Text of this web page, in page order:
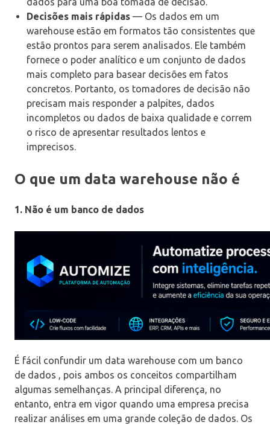
Decisões mais rápidas — Os dados em um
warehouse estão em formatos tão consistentes que
estão prontos para serem analisados. Ele também
fornece o poder analítico e um conjunto de dados
mais completo para basear decisões em fatos
concretos. Portanto, os tomadores de decisão não
precisam mais responder a palpites, dados
incompletos ou dados de baixa qualidade e correm
o risco de apresentar resultados lentos e
imprecisos.
O que um data warehouse não é
1. Não é um banco de dados
É fácil confundir um data warehouse com um banco
de dados , pois ambos os conceitos compartilham
algumas semelhanças. A principal diferença, no
entanto, entra em vigor quando uma empresa precisa
realizar análises em uma grande coleção de dados. Os